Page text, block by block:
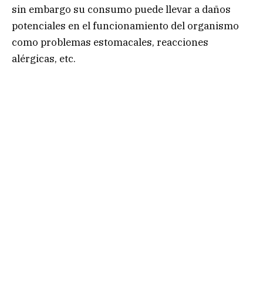
sin embargo su consumo puede llevar a daños
potenciales en el funcionamiento del organismo
como problemas estomacales, reacciones
alérgicas, etc.